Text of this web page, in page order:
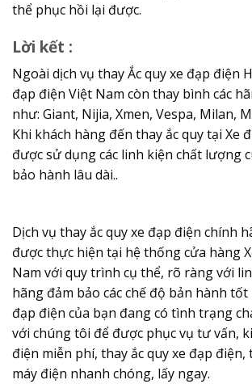
thể phục hồi lại được.
Lời kết :
Ngoài dịch vụ thay Ắc quy xe đạp điện
đạp điện Việt Nam còn thay bình các
như: Giant, Nijia, Xmen, Vespa, Milan,
Khi khách hàng đến thay ắc quy tại Xe
được sử dụng các linh kiện chất lượng
bảo hành lâu dài..
Dịch vụ thay ắc quy xe đạp điện chính
được thực hiện tại hệ thống cửa hàng
Nam với quy trình cụ thể, rõ ràng với
hãng đảm bảo các chế độ bản hành tốt
đạp điện của bạn đang có tình trạng
với chúng tôi để được phục vụ tư vấn,
điện miễn phí, thay ắc quy xe đạp điện,
máy điện nhanh chóng, lấy ngay.